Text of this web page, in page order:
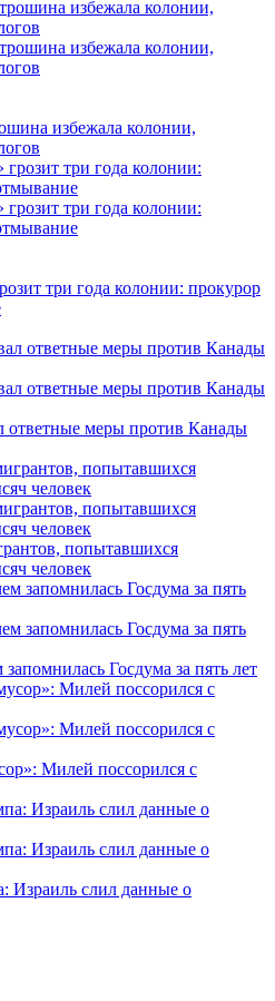
избежала колонии,
три года колонии: прокурор
ответные меры против Канады
попытавшихся
человек
Госдума за пять лет
Милей поссорился с
Израиль слил данные о